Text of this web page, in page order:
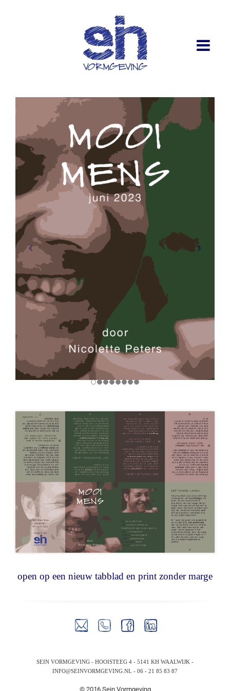
open op een nieuw tabblad en print zonder marge
SEIN VORMGEVING - HOOISTEEG 4 - 5141 KH WAALWIJK -
INFO@SEINVORMGEVING.NL - 06 - 21 85 83 87
© 2016 Sein Vormgeving